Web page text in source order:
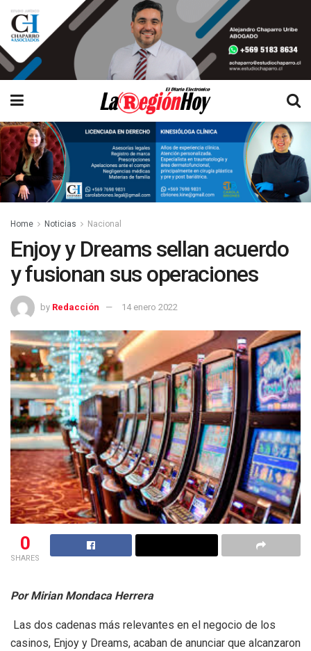
Home Noticias Nacional
Enjoy y Dreams sellan acuerdo
y fusionan sus operaciones
by Redacción 14 enero 2022
0
SHARES
Por Mirian Mondaca Herrera
Las dos cadenas más relevantes en el negocio de los
casinos, Enjoy y Dreams, acaban de anunciar que alcanzaron